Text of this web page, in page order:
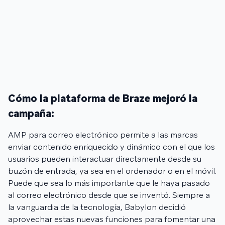
Cómo la plataforma de Braze mejoró la
campaña:
AMP para correo electrónico permite a las marcas
enviar contenido enriquecido y dinámico con el que los
usuarios pueden interactuar directamente desde su
buzón de entrada, ya sea en el ordenador o en el móvil.
Puede que sea lo más importante que le haya pasado
al correo electrónico desde que se inventó. Siempre a
la vanguardia de la tecnología, Babylon decidió
aprovechar estas nuevas funciones para fomentar una